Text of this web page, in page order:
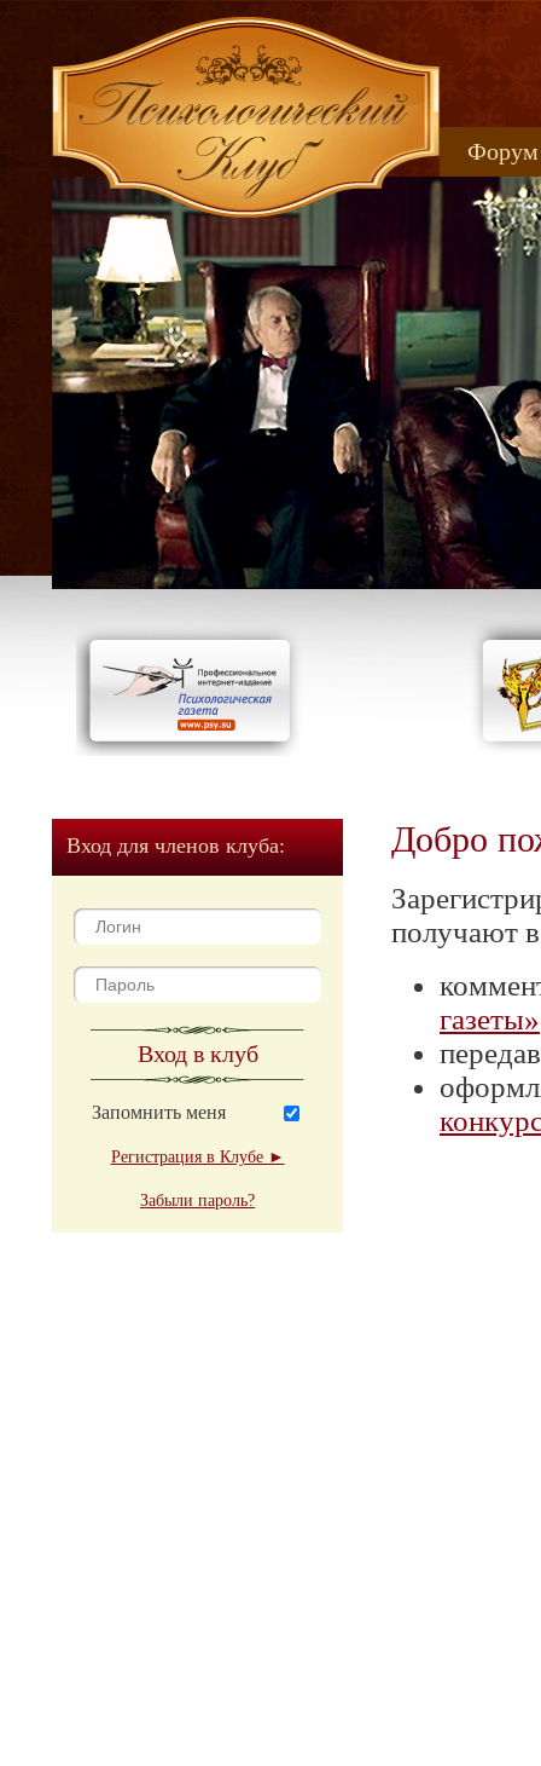
Форум
Вход для членов клуба:
Вход в клуб
Запомнить меня
Регистрация в Клубе ►
Забыли пароль?
Добро
получают
газеты»